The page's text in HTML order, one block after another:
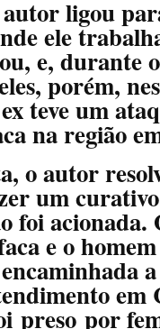
ligou
ele
e, durante
porém,
teve um
na região
o autor
um
foi acionada.
e o
preso por